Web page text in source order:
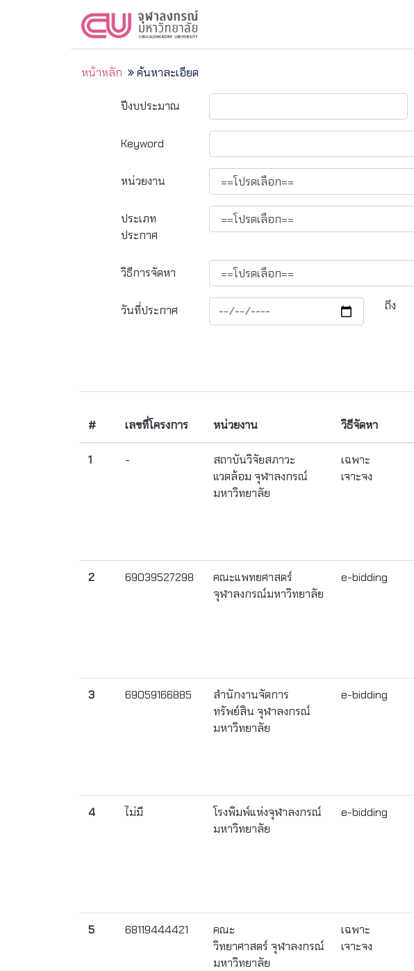
หน้าหลัก ค้นหาละเอียด
ปีงบประมาณ
Keyword
หน่วยงาน
ประเภท
ประกาศ
วิธีการจัดหา
วันที่ประกาศ ถึง
# เลขที่โครงการ หน่วยงาน วิธีจัดหา
1 -
สถาบันวิจัยสภาวะ
แวดล้อม จุฬาลงกรณ์
มหาวิทยาลัย
เฉพาะ
เจาะจง
2 69039527298
คณะแพทยศาสตร์
จุฬาลงกรณ์มหาวิทยาลัย
e-bidding
3 69059166885
สำนักงานจัดการ
ทรัพย์สิน จุฬาลงกรณ์
มหาวิทยาลัย
e-bidding
4 ไม่มี
โรงพิมพ์แห่งจุฬาลงกรณ์
มหาวิทยาลัย
e-bidding
5 68119444421
คณะ
วิทยาศาสตร์ จุฬาลงกรณ์
มหาวิทยาลัย
เฉพาะ
เจาะจง